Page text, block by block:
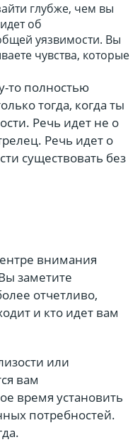
глубже, чем вы
об
уязвимости. Вы
чувства, которые
то полностью
тогда, когда ты
Речь идет не о
Речь идет о
существовать без
внимания
заметите
отчетливо,
и кто идет вам
или
вам
время установить
потребностей.